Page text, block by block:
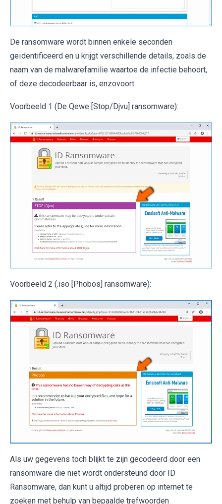
De ransomware wordt binnen enkele seconden
geïdentificeerd en u krijgt verschillende details, zoals de
naam van de malwarefamilie waartoe de infectie behoort,
of deze decodeerbaar is, enzovoort.
Voorbeeld 1 (De Qewe [Stop/Djvu] ransomware):
Voorbeeld 2 (.iso [Phobos] ransomware):
Als uw gegevens toch blijkt te zijn gecodeerd door een
ransomware die niet wordt ondersteund door ID
Ransomware, dan kunt u altijd proberen op internet te
zoeken met behulp van bepaalde trefwoorden